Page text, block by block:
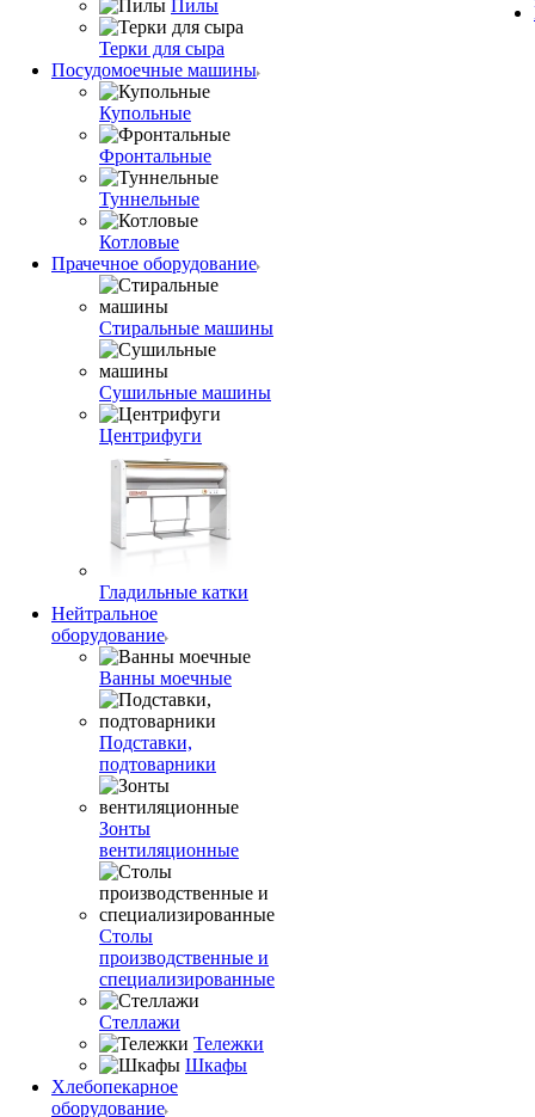
Пилы
Терки для сыра
Посудомоечные машины
Купольные
Фронтальные
Туннельные
Котловые
Прачечное оборудование
Стиральные машины
Сушильные машины
Центрифуги
Гладильные катки
Нейтральное
оборудование
Ванны моечные
Подставки,
подтоварники
Зонты
вентиляционные
Столы
производственные и
специализированные
Стеллажи
Тележки
Шкафы
Хлебопекарное
оборудование